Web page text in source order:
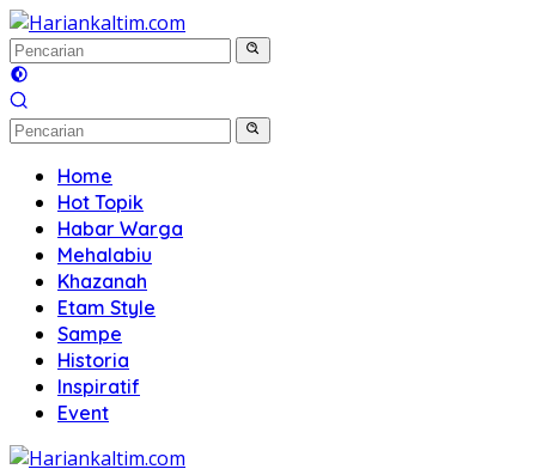
Langsung
ke
konten
Home
Hot Topik
Habar Warga
Mehalabiu
Khazanah
Etam Style
Sampe
Historia
Inspiratif
Event